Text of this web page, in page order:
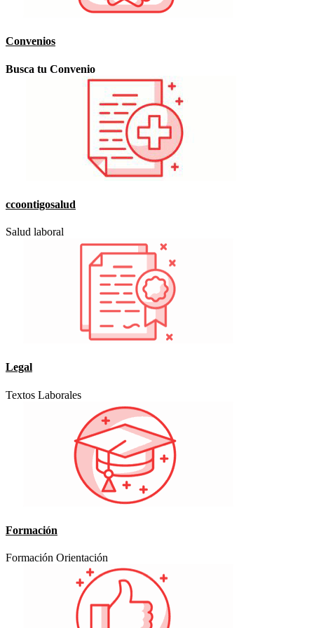
Convenios
Busca tu Convenio
ccoontigosalud
Salud laboral
Legal
Textos Laborales
Formación
Formación Orientación